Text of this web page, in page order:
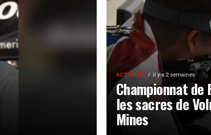
ACTUALITÉ il y a 2 semaines
Championnat
les sacres de
Mines